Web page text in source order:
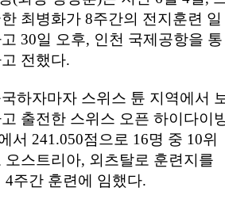
최병화가 8주간의 전지훈련 일
30일 오후, 인천 국제공항을 통
전했다.
하자마자 스위스 튠 지역에서
출전한 스위스 오픈 하이다이
서 241.050점으로 16명 중 10위
오스트리아, 외츠탈로 훈련지를
4주간 훈련에 임했다.